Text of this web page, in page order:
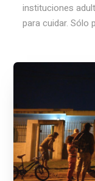
instituciones
para cuidar. Sólo